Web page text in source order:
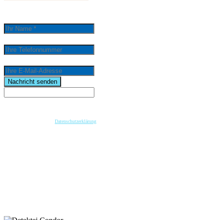
Nachricht senden
Datenschutzerklärung